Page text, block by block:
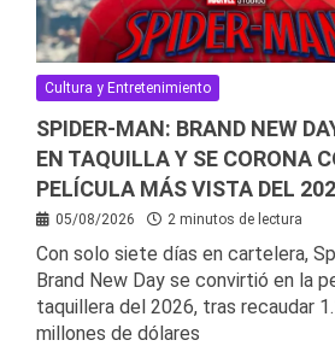
Cultura y Entretenimiento
SPIDER-MAN: BRAND NEW
EN TAQUILLA Y SE CORONA
PELÍCULA MÁS VISTA DEL
05/08/2026 2 minutos de lectura
Con solo siete días en cartelera,
Brand New Day se convirtió en la
taquillera del 2026, tras recaudar
millones de dólares